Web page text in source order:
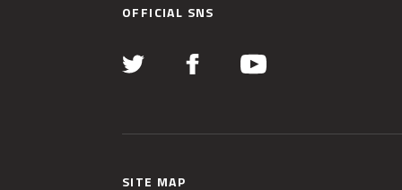
OFFICIAL SNS
SITE MAP